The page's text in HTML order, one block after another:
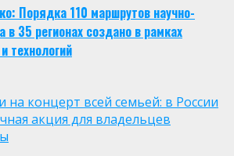
Порядка 110 маршрутов научно-
в 35 регионах создано в рамках
технологий
на концерт всей семьей: в России
акция для владельцев